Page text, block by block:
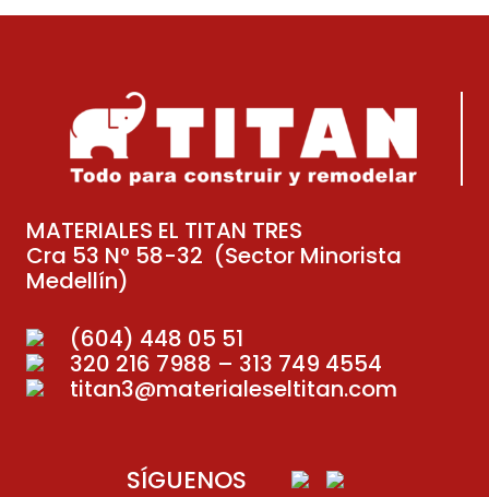
MATERIALES EL TITAN TRES
Cra 53 N° 58-32 (Sector Minorista
Medellín)
(604) 448 05 51
320 216 7988 – 313 749 4554
titan3@materialeseltitan.com
SÍGUENOS